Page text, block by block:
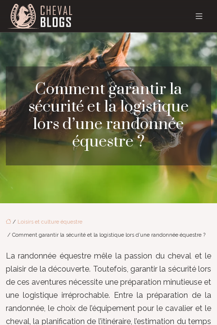
Comment garantir la
sécurité et la logistique
lors d’une randonnée
équestre ?
/ Loisirs et culture équestre
/ Comment garantir la sécurité et la logistique lors d’une randonnée équestre ?
La randonnée équestre mêle la passion du cheval et le
plaisir de la découverte. Toutefois, garantir la sécurité lors
de ces aventures nécessite une préparation minutieuse et
une logistique irréprochable. Entre la préparation de la
randonnée, le choix de l’équipement pour le cavalier et le
cheval, la planification de l’itinéraire, l’estimation du temps